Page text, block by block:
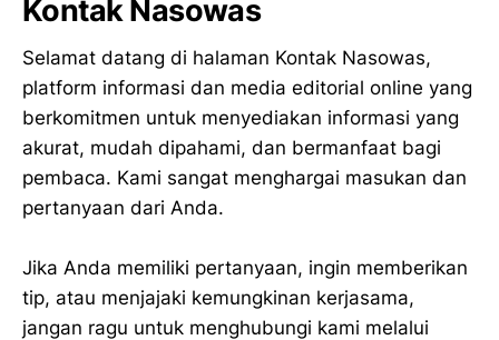
Kontak Nasowas
Selamat datang di halaman Kontak Nasowas,
platform informasi dan media editorial online yang
berkomitmen untuk menyediakan informasi yang
akurat, mudah dipahami, dan bermanfaat bagi
pembaca. Kami sangat menghargai masukan dan
pertanyaan dari Anda.
Jika Anda memiliki pertanyaan, ingin memberikan
tip, atau menjajaki kemungkinan kerjasama,
jangan ragu untuk menghubungi kami melalui